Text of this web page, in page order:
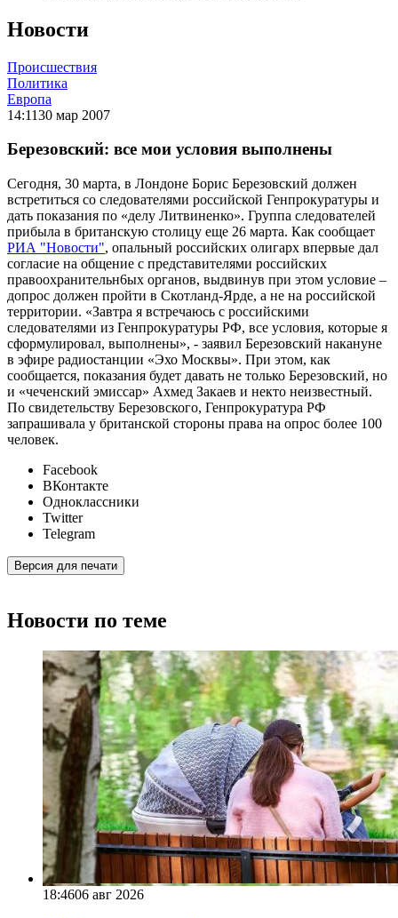
Новости
Происшествия
Политика
Европа
14:1130 мар 2007
Березовский: все мои условия выполнены
Сегодня, 30 марта, в Лондоне Борис Березовский должен
встретиться со следователями российской Генпрокуратуры и
дать показания по «делу Литвиненко». Группа следователей
прибыла в британскую столицу еще 26 марта. Как сообщает
РИА "Новости", опальный российских олигарх впервые дал
согласие на общение с представителями российских
правоохранительн6ых органов, выдвинув при этом условие –
допрос должен пройти в Скотланд-Ярде, а не на российской
территории. «Завтра я встречаюсь с российскими
следователями из Генпрокуратуры РФ, все условия, которые я
сформулировал, выполнены», - заявил Березовский накануне
в эфире радиостанции «Эхо Москвы». При этом, как
сообщается, показания будет давать не только Березовский, но
и «чеченский эмиссар» Ахмед Закаев и некто неизвестный.
По свидетельству Березовского, Генпрокуратура РФ
запрашивала у британской стороны права на опрос более 100
человек.
Facebook
ВКонтакте
Одноклассники
Twitter
Telegram
Версия для печати
Новости по теме
18:4606 авг 2026